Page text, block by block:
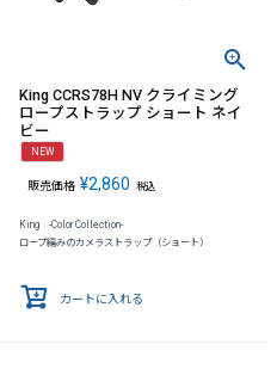
King CCRS78H NV クライミング
ロープストラップ ショート ネイ
ビー
NEW
販売価格 ¥2,860 税込
King -Color Collection-
ロープ編みのカメラストラップ（ショート）
カートに入れる